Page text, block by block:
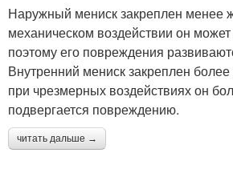
Наружный мениск закреплен менее
механическом воздействии он
поэтому его повреждения
Внутренний мениск закреплен
при чрезмерных воздействиях он
подвергается повреждению.
читать дальше →